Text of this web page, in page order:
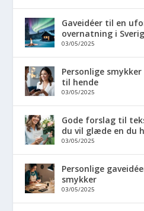
Gaveidéer til en
overnatning i
03/05/2025
Personlige
til hende
03/05/2025
Gode forslag til
du vil glæde en du
03/05/2025
Personlige
smykker
03/05/2025